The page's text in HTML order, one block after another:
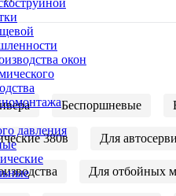
окон
давления
Беспоршневые
380в Для
Для отбойных